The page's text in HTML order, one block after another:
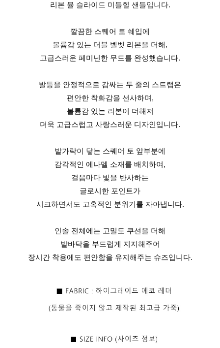
리본 뮬 슬라이드 미들힐 샌들입니다.
깔끔한 스퀘어 토 쉐입에
볼륨감 있는 더블 벨벳 리본을 더해,
고급스러운 페미닌한 무드를 완성했습니다.
발등을 안정적으로 감싸는 두 줄의 스트랩은
편안한 착화감을 선사하며,
볼륨감 있는 리본이 더해져
더욱 고급스럽고 사랑스러운 디자인입니다.
발가락이 닿는 스퀘어 토 앞부분에
감각적인 에나멜 소재를 배치하여,
걸음마다 빛을 반사하는
글로시한 포인트가
시크하면서도 고혹적인 분위기를 자아냅니다.
인솔 전체에는 고밀도 쿠션을 더해
발바닥을 부드럽게 지지해주어